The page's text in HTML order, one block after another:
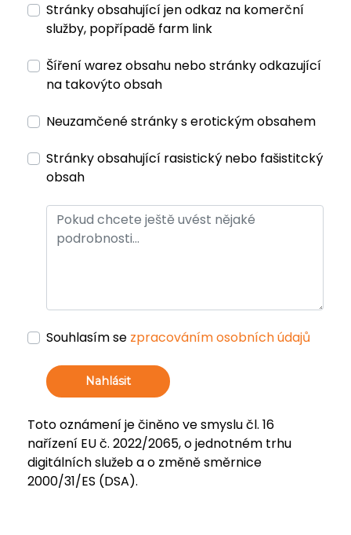
Stránky obsahující jen odkaz na komerční
služby, popřípadě farm link
Šíření warez obsahu nebo stránky odkazující
na takovýto obsah
Neuzamčené stránky s erotickým obsahem
Stránky obsahující rasistický nebo fašistitcký
obsah
Souhlasím se zpracováním osobních údajů
Nahlásit
Toto oznámení je činěno ve smyslu čl. 16
nařízení EU č. 2022/2065, o jednotném trhu
digitálních služeb a o změně směrnice
2000/31/ES (DSA).